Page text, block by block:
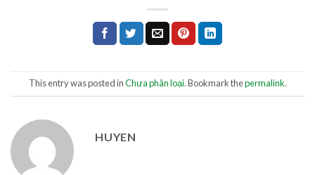
This entry was posted inChưa phân loại. Bookmark thepermalink.
HUYEN